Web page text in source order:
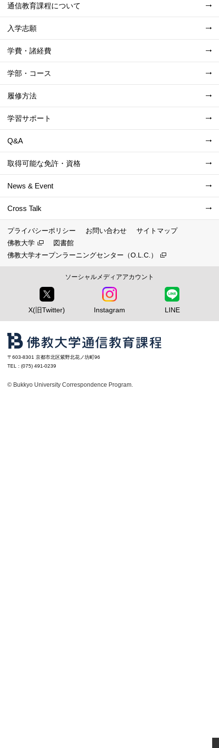
通信教育課程について
入学志願
学費・諸経費
学部・コース
履修方法
学習サポート
Q&A
取得可能な免許・資格
News & Event
Cross Talk
プライバシーポリシー お問い合わせ
サイトマップ
佛教大学
図書館
佛教大学オープンラーニングセンター（O.L.C.）
ソーシャルメディアアカウント
X(旧Twitter) Instagram LINE
〒603-8301 京都市北区紫野北花ノ坊町96
TEL : (075) 491-0239
© Bukkyo University Correspondence Program.